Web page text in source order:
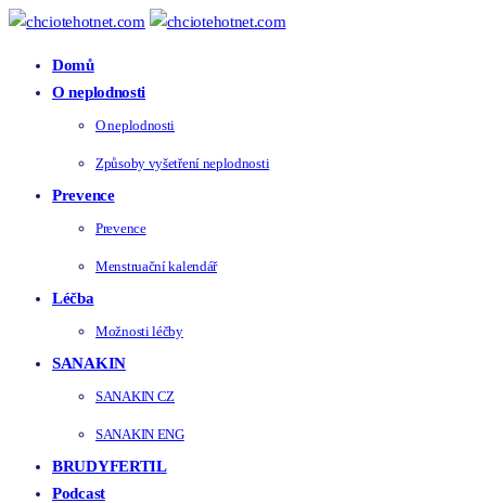
Domů
O neplodnosti
O neplodnosti
Způsoby vyšetření neplodnosti
Prevence
Prevence
Menstruační kalendář
Léčba
Možnosti léčby
SANAKIN
SANAKIN CZ
SANAKIN ENG
BRUDYFERTIL
Podcast